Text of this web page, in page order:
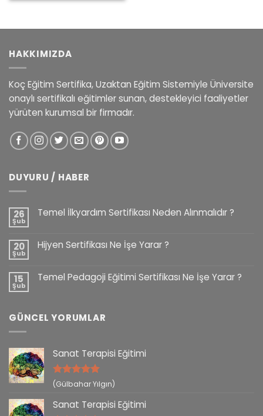
HAKKIMIZDA
Koç Eğitim Sertifika, Uzaktan Eğitim Sistemiyle Üniversite
onaylı sertifikalı eğitimler sunan, destekleyici faaliyetler
yürüten kurumsal bir firmadır.
DUYURU / HABER
26
Şub
Temel İlkyardım Sertifikası Neden Alınmalıdır ?
20
Şub
Hijyen Sertifikası Ne İşe Yarar ?
15
Şub
Temel Pedagoji Eğitimi Sertifikası Ne İşe Yarar ?
GÜNCEL YORUMLAR
Sanat Terapisi Eğitimi
5 üzerinden
(Gülbahar Yılgın)
Sanat Terapisi Eğitimi